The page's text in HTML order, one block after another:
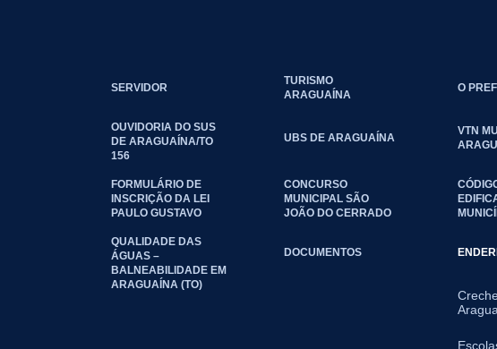
SERVIDOR
TURISMO
ARAGUAÍNA
O
OUVIDORIA DO SUS
DE ARAGUAÍNA/TO
156
UBS DE ARAGUAÍNA
VTN
FORMULÁRIO DE
INSCRIÇÃO DA LEI
PAULO GUSTAVO
CONCURSO
MUNICIPAL SÃO
JOÃO DO CERRADO
QUALIDADE DAS
ÁGUAS –
BALNEABILIDADE EM
ARAGUAÍNA (TO)
DOCUMENTOS